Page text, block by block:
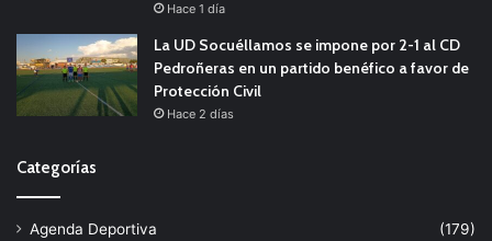
Hace 1 día
La UD Socuéllamos se impone por 2-1 al CD
Pedroñeras en un partido benéfico a favor de
Protección Civil
Hace 2 días
Categorías
Agenda Deportiva
(179)